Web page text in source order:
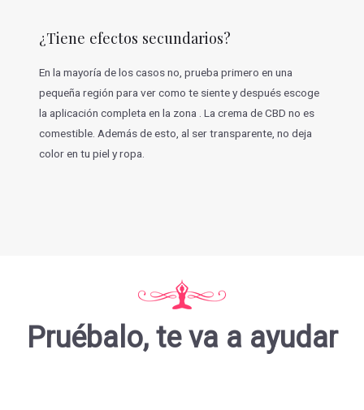
¿Tiene efectos secundarios?
En la mayoría de los casos no, prueba primero en una
pequeña región para ver como te siente y después escoge
la aplicación completa en la zona . La crema de CBD no es
comestible. Además de esto, al ser transparente, no deja
color en tu piel y ropa.
Pruébalo, te va a ayudar